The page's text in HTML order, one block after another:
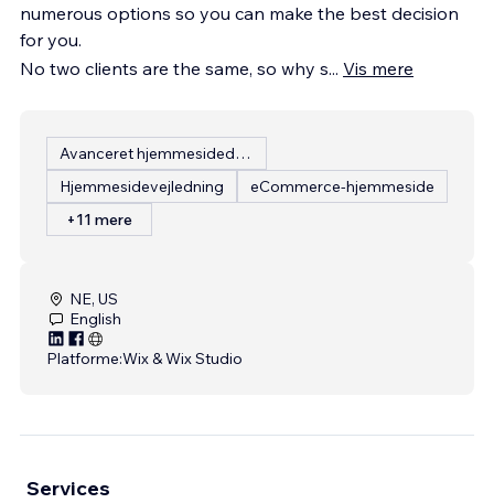
numerous options so you can make the best decision
for you.
No two clients are the same, so why s... Vis mere
Avanceret hjemmesidedesign
Hjemmesidevejledning
eCommerce-hjemmeside
+11 mere
NE, US
English
Platforme:Wix & Wix Studio
Services